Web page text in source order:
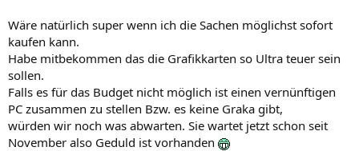
Wäre natürlich super wenn ich die Sachen möglichst sofort
kaufen kann.
Habe mitbekommen das die Grafikkarten so Ultra teuer sein
sollen.
Falls es für das Budget nicht möglich ist einen vernünftigen
PC zusammen zu stellen Bzw. es keine Graka gibt,
würden wir noch was abwarten. Sie wartet jetzt schon seit
November also Geduld ist vorhanden